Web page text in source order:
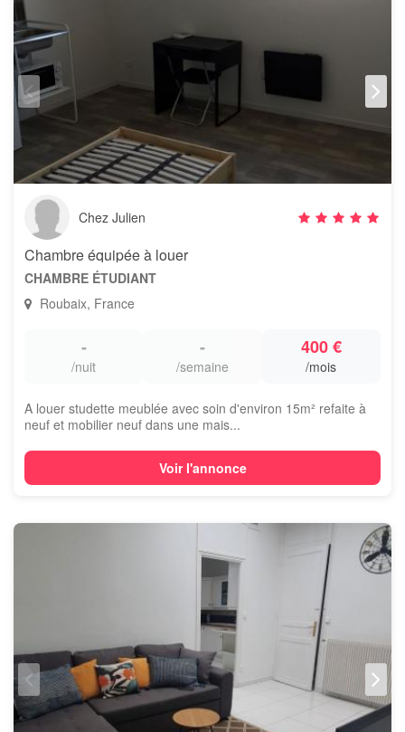
Chez Julien
Chambre équipée à louer
CHAMBRE ÉTUDIANT
Roubaix, France
-
/nuit
-
/semaine
400 €
/mois
A louer studette meublée avec soin d'environ 15m² refaite à
neuf et mobilier neuf dans une mais...
Voir l'annonce